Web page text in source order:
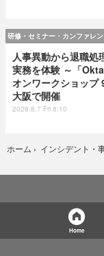
研修・セミナー・カンファレン
人事異動から退職処
実務を体験 ～「
オンワークショップ
大阪で開催
2026.8.7 Fri 8:10
ホーム › インシデント・
Home